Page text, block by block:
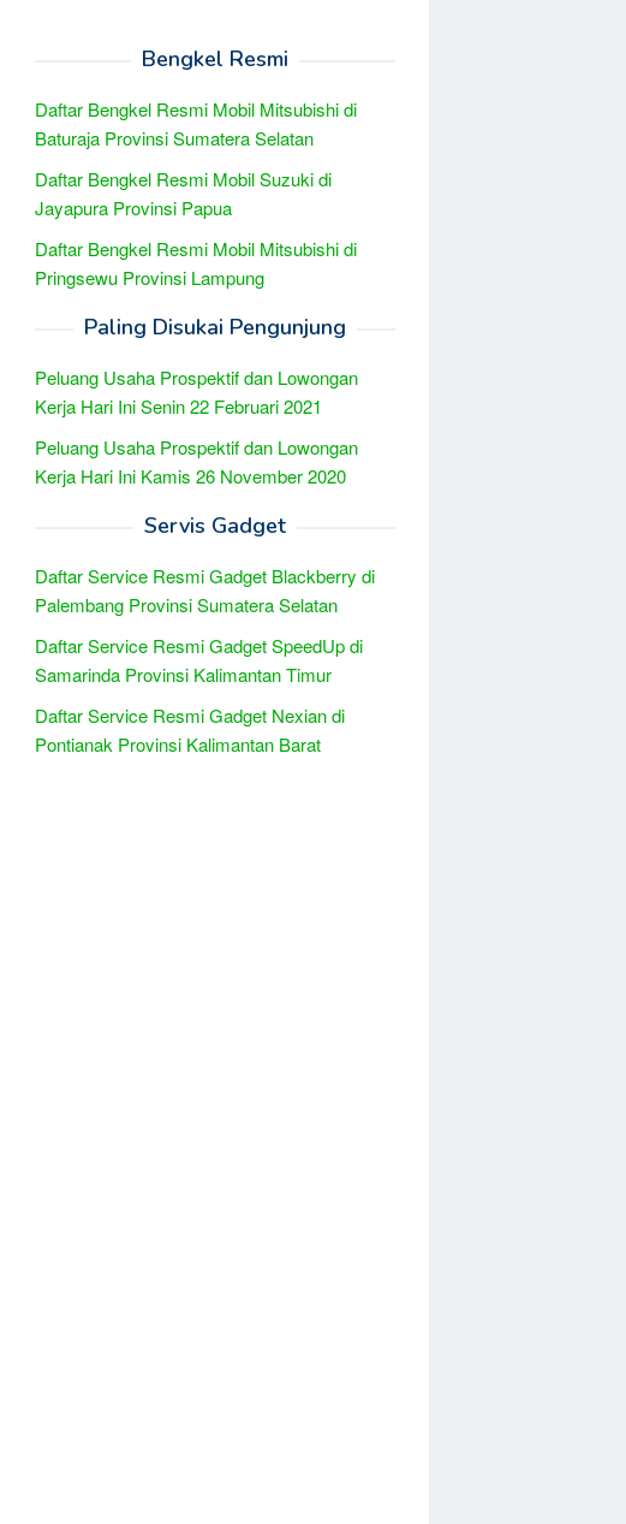
Bengkel Resmi
Daftar Bengkel Resmi Mobil Mitsubishi di
Baturaja Provinsi Sumatera Selatan
Daftar Bengkel Resmi Mobil Suzuki di
Jayapura Provinsi Papua
Daftar Bengkel Resmi Mobil Mitsubishi di
Pringsewu Provinsi Lampung
Paling Disukai Pengunjung
Peluang Usaha Prospektif dan Lowongan
Kerja Hari Ini Senin 22 Februari 2021
Peluang Usaha Prospektif dan Lowongan
Kerja Hari Ini Kamis 26 November 2020
Servis Gadget
Daftar Service Resmi Gadget Blackberry di
Palembang Provinsi Sumatera Selatan
Daftar Service Resmi Gadget SpeedUp di
Samarinda Provinsi Kalimantan Timur
Daftar Service Resmi Gadget Nexian di
Pontianak Provinsi Kalimantan Barat